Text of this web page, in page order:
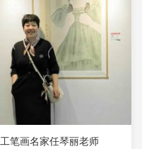
工笔画名家任琴丽老师